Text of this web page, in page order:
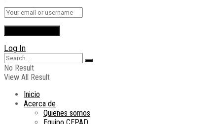
Log In
No Result
View All Result
Inicio
Acerca de
Quienes somos
Equipo CEPAD